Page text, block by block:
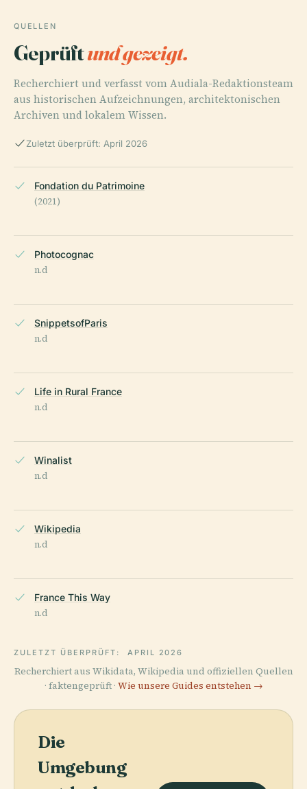
QUELLEN
Geprüftund gezeigt.
Recherchiert und verfasst vom Audiala-Redaktionsteam
aus historischen Aufzeichnungen, architektonischen
Archiven und lokalem Wissen.
Zuletzt überprüft: April 2026
Fondation du Patrimoine
(2021)
Photocognac
n.d
SnippetsofParis
n.d
Life in Rural France
n.d
Winalist
n.d
Wikipedia
n.d
France This Way
n.d
ZULETZT ÜBERPRÜFT: APRIL 2026
Recherchiert aus Wikidata, Wikipedia und offiziellen Quellen
· faktengeprüft · Wie unsere Guides entstehen →
Die
Umgebung